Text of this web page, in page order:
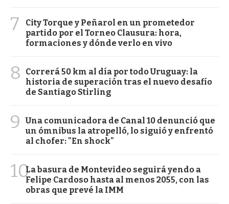
7
City Torque y Peñarol en un prometedor
partido por el Torneo Clausura: hora,
formaciones y dónde verlo en vivo
8
Correrá 50 km al día por todo Uruguay: la
historia de superación tras el nuevo desafío
de Santiago Stirling
9
Una comunicadora de Canal 10 denunció que
un ómnibus la atropelló, lo siguió y enfrentó
al chofer: "En shock"
10La basura de Montevideo seguirá yendo a
Felipe Cardoso hasta al menos 2055, con las
obras que prevé la IMM